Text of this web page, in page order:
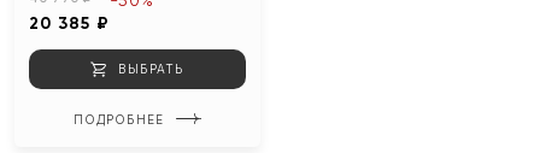
20 385 ₽
ВЫБРАТЬ
ПОДРОБНЕЕ